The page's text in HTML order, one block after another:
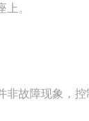
。
故障现象，控